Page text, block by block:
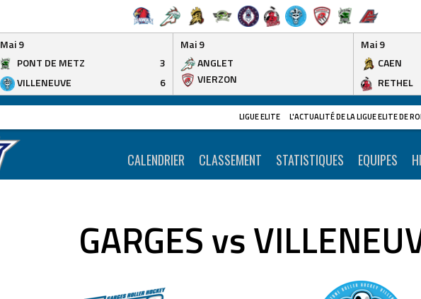
Mai 9
PONT DE METZ
3
VILLENEUVE
6
Mai 9
ANGLET
VIERZON
Mai 9
CAEN
RETHEL
LIGUE ELITE L'ACTUALITÉ DE LA LIGUE ELITE DE
CALENDRIER CLASSEMENT STATISTIQUES EQUIPES
GARGES vs